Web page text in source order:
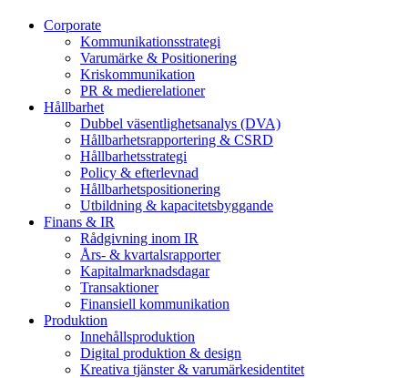
Corporate
Kommunikationsstrategi
Varumärke & Positionering
Kriskommunikation
PR & medie­relationer
Hållbarhet
Dubbel väsentlighets­analys (DVA)
Hållbarhets­rapportering & CSRD
Hållbarhets­strategi
Policy & efterlevnad
Hållbarhets­positionering
Utbildning & kapacitetsbyggande
Finans & IR
Rådgivning inom IR
Års- & kvartalsrapporter
Kapitalmarknadsdagar
Transaktioner
Finansiell kommunikation
Produktion
Innehållsproduktion
Digital produktion & design
Kreativa tjänster & varumärkesidentitet